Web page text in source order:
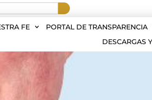
FE PORTAL DE TRANSPARENCIA
DESCARGAS